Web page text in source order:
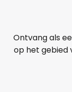
Ontvang als
op het gebied